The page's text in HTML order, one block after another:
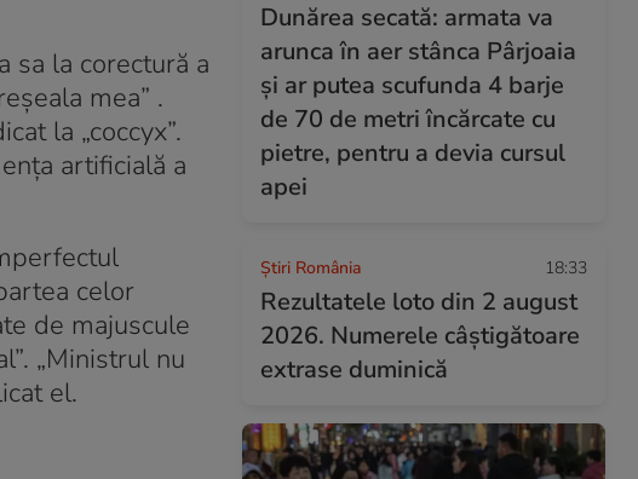
sa la corectură a
mea” .
la „coccyx”.
artificială a
celor
de majuscule
„Ministrul nu
el.
Dunărea secată: armata va
arunca în aer stânca Pârjoaia
și ar putea scufunda 4 barje
de 70 de metri încărcate cu
pietre, pentru a devia cursul
apei
Știri România 18:33
Rezultatele loto din 2 august
2026. Numerele câștigătoare
extrase duminică